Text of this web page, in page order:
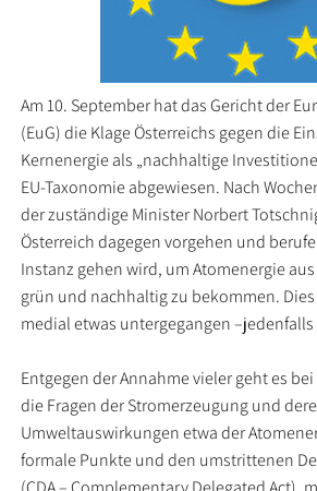
Am 10. September hat das Gericht der
(EuG) die Klage Österreichs gegen die
Kernenergie als „nachhaltige
EU-Taxonomie abgewiesen. Nach
der zuständige Minister Norbert
Österreich dagegen vorgehen und
Instanz gehen wird, um Atomenergie
grün und nachhaltig zu bekommen.
medial etwas untergegangen
Entgegen der Annahme vieler geht es
die Fragen der Stromerzeugung und
Umweltauswirkungen etwa der
formale Punkte und den umstrittenen